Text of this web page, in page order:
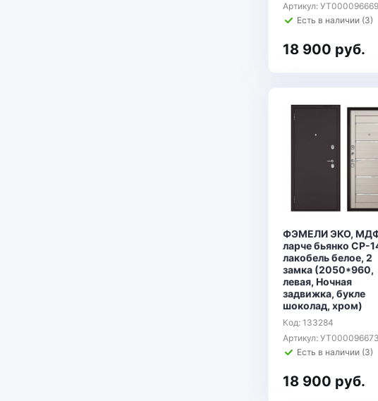
Артикул: УТ000096669
Есть в наличии (3)
18 900 руб.
ФЭМЕЛИ ЭКО,
ларче бьянко СР-
лакобель белое, 2
замка (2050*960,
левая, Ночная
задвижка, букле
шоколад, хром)
Код: 133284
Артикул: УТ000096673
Есть в наличии (3)
18 900 руб.